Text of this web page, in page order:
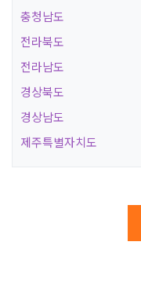
충청남도
전라북도
전라남도
경상북도
경상남도
제주특별자치도